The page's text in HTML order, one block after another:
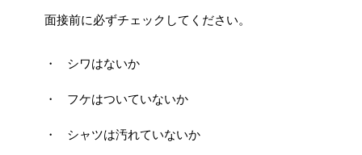
面接前に必ずチェックしてください。
シワはないか
フケはついていないか
シャツは汚れていないか